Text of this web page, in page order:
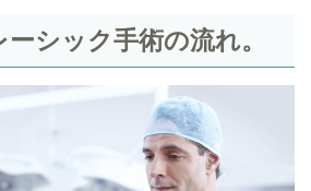
シック手術の流れ。